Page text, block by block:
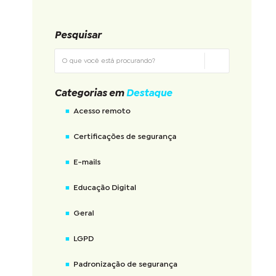
Pesquisar
Categorias em Destaque
Acesso remoto
Certificações de segurança
E-mails
Educação Digital
Geral
LGPD
Padronização de segurança